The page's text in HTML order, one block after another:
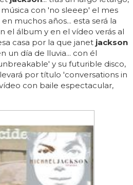
música con 'no sleeep' el mes
muchos años... esta será la
el álbum y en el vídeo verás al
casa por la que janet jackson
un día de lluvia... con él
y su futurible disco,
por título 'conversations in
con baile espectacular,